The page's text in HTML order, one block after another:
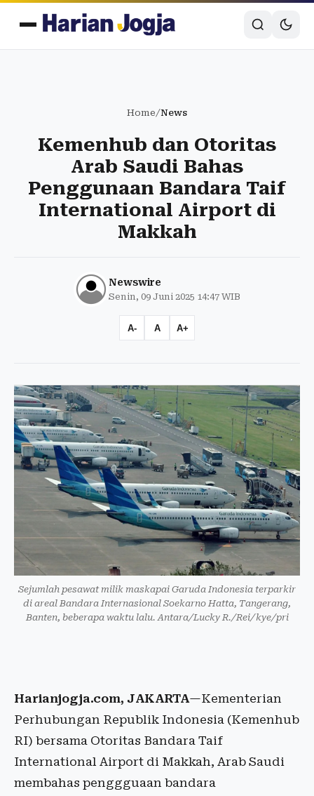
Home/News
Kemenhub dan Otoritas
Arab Saudi Bahas
Penggunaan Bandara Taif
International Airport di
Makkah
Newswire
Senin, 09 Juni 2025 14:47 WIB
A- A A+
Sejumlah pesawat milik maskapai Garuda Indonesia terparkir
di areal Bandara Internasional Soekarno Hatta, Tangerang,
Banten, beberapa waktu lalu. Antara/Lucky R./Rei/kye/pri
Harianjogja.com, JAKARTA—Kementerian
Perhubungan Republik Indonesia (Kemenhub
RI) bersama Otoritas Bandara Taif
International Airport di Makkah, Arab Saudi
membahas penggguaan bandara